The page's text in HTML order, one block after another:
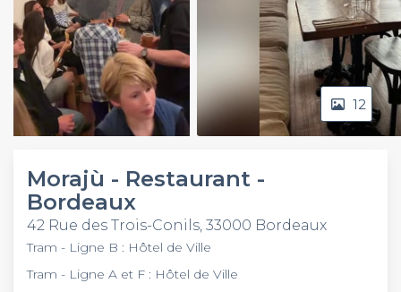
Play
Video
12
Morajù - Restaurant -
Bordeaux
42 Rue des Trois-Conils, 33000 Bordeaux
Tram - Ligne B : Hôtel de Ville
Tram - Ligne A et F : Hôtel de Ville